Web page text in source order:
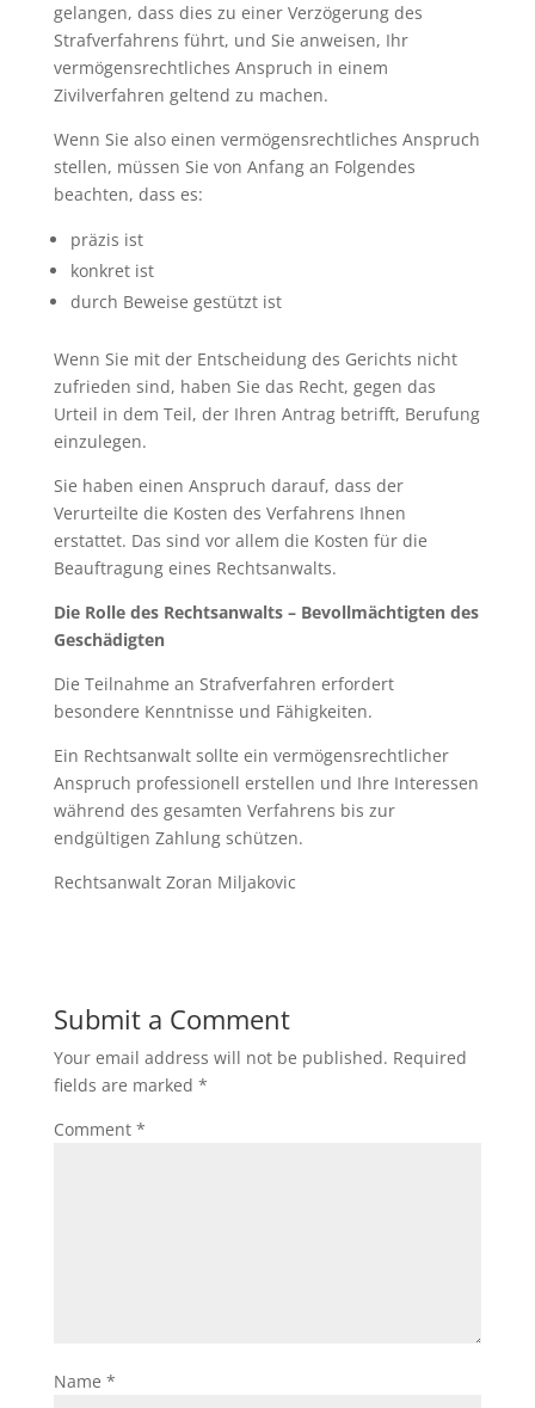
gelangen, dass dies zu einer Verzögerung des
Strafverfahrens führt, und Sie anweisen, Ihr
vermögensrechtliches Anspruch in einem
Zivilverfahren geltend zu machen.
Wenn Sie also einen vermögensrechtliches Anspruch
stellen, müssen Sie von Anfang an Folgendes
beachten, dass es:
präzis ist
konkret ist
durch Beweise gestützt ist
Wenn Sie mit der Entscheidung des Gerichts nicht
zufrieden sind, haben Sie das Recht, gegen das
Urteil in dem Teil, der Ihren Antrag betrifft, Berufung
einzulegen.
Sie haben einen Anspruch darauf, dass der
Verurteilte die Kosten des Verfahrens Ihnen
erstattet. Das sind vor allem die Kosten für die
Beauftragung eines Rechtsanwalts.
Die Rolle des Rechtsanwalts – Bevollmächtigten des
Geschädigten
Die Teilnahme an Strafverfahren erfordert
besondere Kenntnisse und Fähigkeiten.
Ein Rechtsanwalt sollte ein vermögensrechtlicher
Anspruch professionell erstellen und Ihre Interessen
während des gesamten Verfahrens bis zur
endgültigen Zahlung schützen.
Rechtsanwalt Zoran Miljakovic
Submit a Comment
Your email address will not be published. Required
fields are marked *
Comment *
Name *